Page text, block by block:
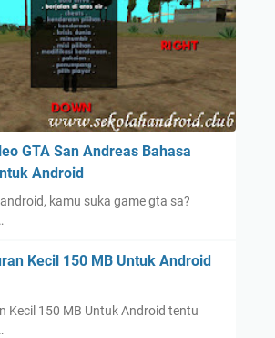
GTA San Andreas Bahasa
Android
kamu suka game gta sa?
Kecil 150 MB Untuk Android
Kecil 150 MB Untuk Android tentu